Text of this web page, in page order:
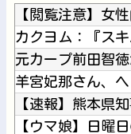
【ウマ娘】日曜